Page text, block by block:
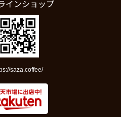
インショップ
saza.coffee/